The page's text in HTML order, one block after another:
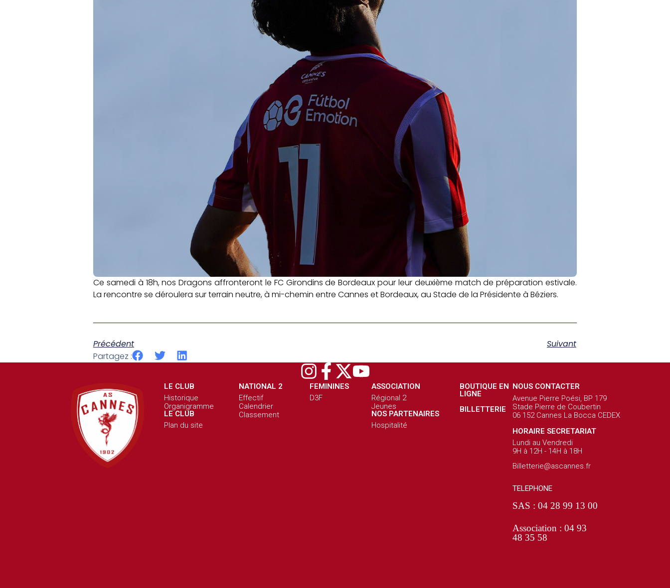
Ce samedi à 18h, nos Dragons affronteront le FC Girondins de Bordeaux pour leur deuxième match de préparation estivale.
La rencontre se déroulera sur terrain neutre, à mi-chemin entre Cannes et Bordeaux, au Stade de la Présidente à Béziers.
Précédent
Suivant
Partagez :
LE CLUB
Historique
Organigramme
LE CLUB
Plan du site
NATIONAL 2
Effectif
Calendrier
Classement
FEMININES
D3F
ASSOCIATION
Régional 2
Jeunes
NOS PARTENAIRES
Hospitalité
BOUTIQUE EN
LIGNE
BILLETTERIE
NOUS CONTACTER
Avenue Pierre Poési, BP 179
Stade Pierre de Coubertin
06 152 Cannes La Bocca CEDEX
HORAIRE SECRETARIAT
Lundi au Vendredi
9H à 12H - 14H à 18H
Billetterie@ascannes.fr
TELEPHONE
SAS : 04 28 99 13 00
Association : 04 93
48 35 58